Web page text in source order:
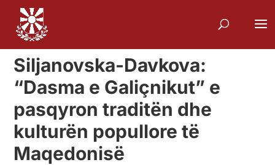
Siljanovska-Davkova:
“Dasma e Galiçnikut” e
pasqyron traditën dhe
kulturën popullore të
Maqedonisë